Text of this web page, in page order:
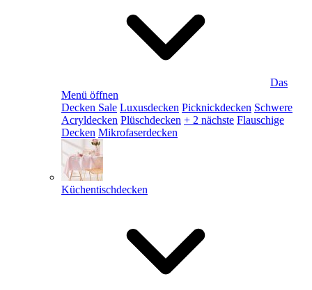
Das
Menü öffnen
Decken Sale Luxusdecken Picknickdecken Schwere
Acryldecken Plüschdecken + 2 nächste Flauschige
Decken Mikrofaserdecken
Küchentischdecken